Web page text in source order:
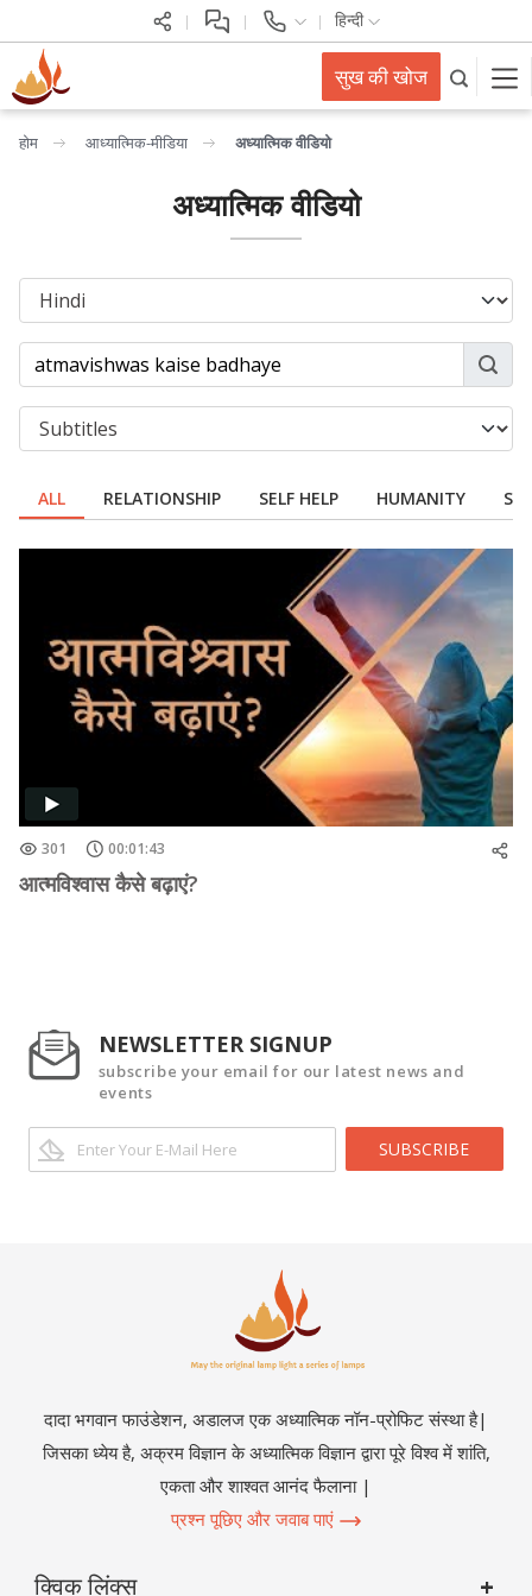
हिन्दी
सुख की खोज
होम आध्यात्मिक-मीडिया अध्यात्मिक वीडियो
अध्यात्मिक वीडियो
ALL RELATIONSHIP SELF HELP HUMANITY
301 00:01:43
आत्मविश्वास कैसे बढ़ाएं?
NEWSLETTER SIGNUP
subscribe your email for our latest news and
events
SUBSCRIBE
दादा भगवान फाउंडेशन, अडालज एक अध्यात्मिक नॉन-प्रोफिट संस्था है|
जिसका ध्येय है, अक्रम विज्ञान के अध्यात्मिक विज्ञान द्वारा पूरे विश्व में शांति,
एकता और शाश्वत आनंद फैलाना |
प्रश्न पूछिए और जवाब पाएं
क्विक लिंक्स